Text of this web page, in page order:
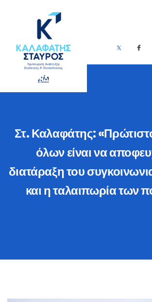
Στ. Καλαφάτης:
όλων είναι να
διατάραξη του
και η ταλαιπωρία των